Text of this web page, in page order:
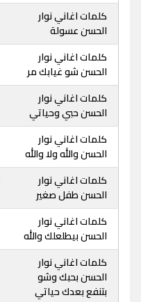
كلمات اغاني نوار
الحسن عسولة
كلمات اغاني نوار
الحسن شو غيابك مر
كلمات اغاني نوار
الحسن حبي وحياتي
كلمات اغاني نوار
الحسن والله ولا والله
كلمات اغاني نوار
الحسن طفل صغير
كلمات اغاني نوار
الحسن بيطلعلك والله
كلمات اغاني نوار
الحسن بحبك وشو
بتنفع بعدك حياتي